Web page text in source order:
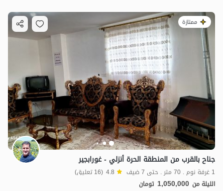
ممتازة
جناح بالقرب من المنطقة الحرة أنزلي - غورابجير
1 غرفة نوم . 70 متر . حتى 7 ضيف 4.8 (16 تعليق)
الليلة من 1,050,000 تومان